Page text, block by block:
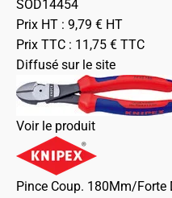
SOD14454
Prix HT : 9,79 € HT
Prix TTC : 11,75 € TTC
Diffusé sur le site
Voir le produit
Pince Coup. 180Mm/Forte